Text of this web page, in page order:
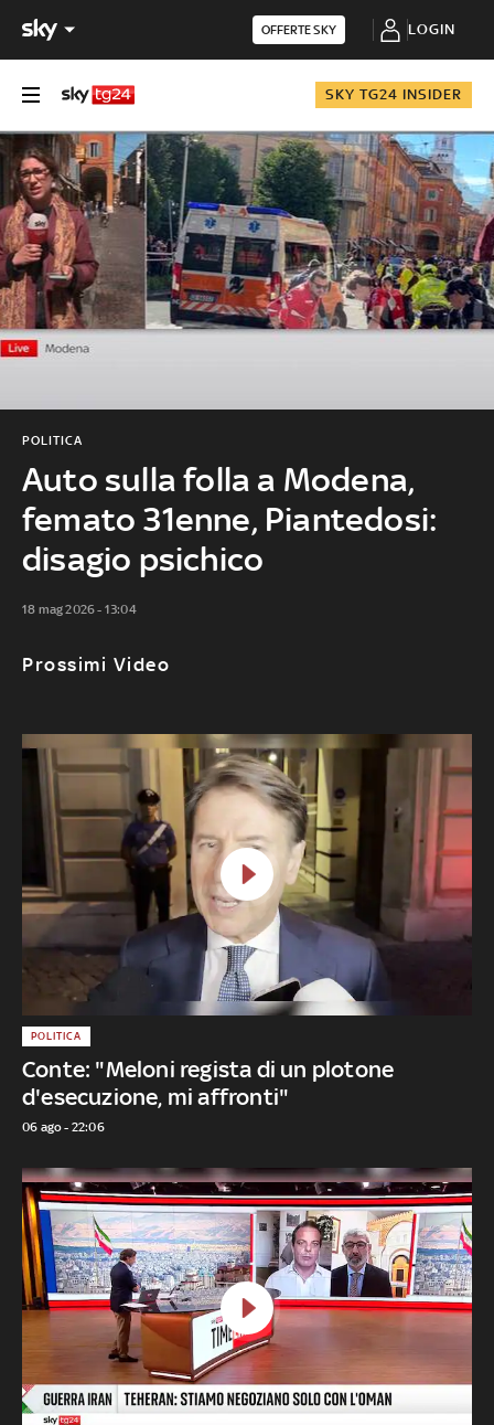
OFFERTE SKY LOGIN
SKY TG24 INSIDER
Auto sulla folla a Modena,
femato 31enne, Piantedosi:
disagio psichico
POLITICA
18 mag 2026 - 13:04
Prossimi Video
Conte: "Meloni regista di un plotone
d'esecuzione, mi affronti"
POLITICA
06 ago - 22:06